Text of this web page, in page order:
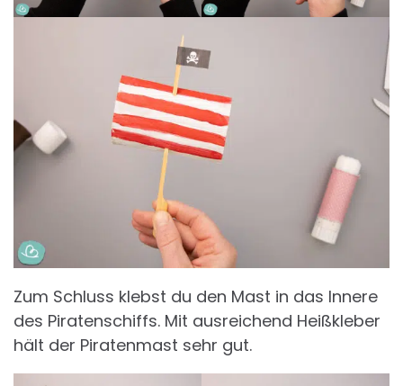
Zum Schluss klebst du den Mast in das Innere
des Piratenschiffs. Mit ausreichend Heißkleber
hält der Piratenmast sehr gut.